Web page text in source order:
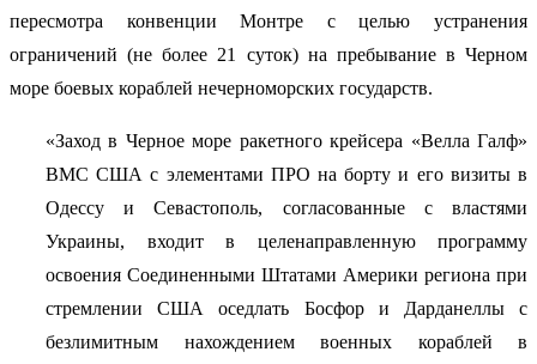
пересмотра конвенции Монтре с целью устранения
ограничений (не более 21 суток) на пребывание в Черном
море боевых кораблей нечерноморских государств.
«Заход в Черное море ракетного крейсера «Велла Галф»
ВМС США с элементами ПРО на борту и его визиты в
Одессу и Севастополь, согласованные с властями
Украины, входит в целенаправленную программу
освоения Соединенными Штатами Америки региона при
стремлении США оседлать Босфор и Дарданеллы с
безлимитным нахождением военных кораблей в